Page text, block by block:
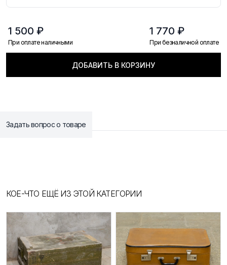
1 500 ₽
При оплате наличными
1 770 ₽
При безналичной оплате
ДОБАВИТЬ В КОРЗИНУ
Задать вопрос о товаре
КОЕ-ЧТО ЕЩЁ ИЗ ЭТОЙ КАТЕГОРИИ